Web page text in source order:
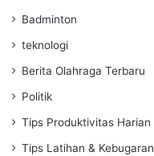
Badminton
teknologi
Berita Olahraga Terbaru
Politik
Tips Produktivitas Harian
Tips Latihan & Kebugaran